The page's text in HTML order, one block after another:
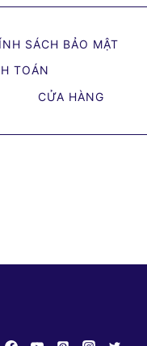
SÁCH BẢO MẬT
TOÁN
CỬA HÀNG